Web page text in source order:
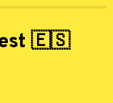
🇪🇸